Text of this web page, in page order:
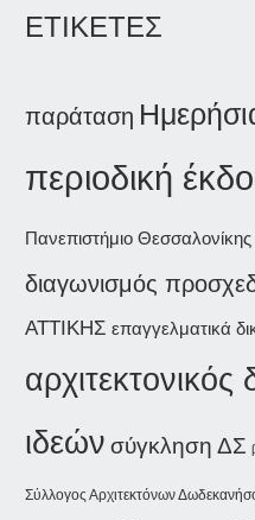
ΕΤΙΚΕΤΕΣ
παράταση
περιοδική
Πανεπιστήμιο Θεσσαλονίκης
διαγωνισμός
ΑΤΤΙΚΗΣ επαγγελματικά
αρχιτεκτονικός
ιδεών σύγκληση ΔΣ
Σύλλογος Αρχιτεκτόνων